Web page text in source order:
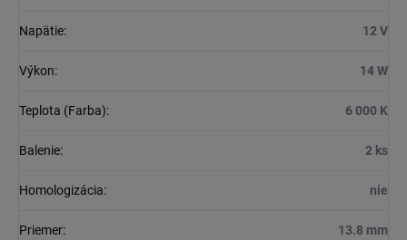
Napätie: 12 V
Výkon: 14 W
Teplota (Farba): 6 000 K
Balenie: 2 ks
Homologizácia: nie
Priemer: 13.8 mm